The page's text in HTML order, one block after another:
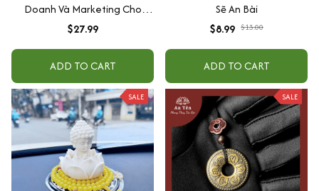
Doanh Và Marketing Cho
Người Mới Bắt Đầu
$27.99
ADD TO CART
Sẽ An Bài
$8.99 $13.00
ADD TO CART
SALE SALE